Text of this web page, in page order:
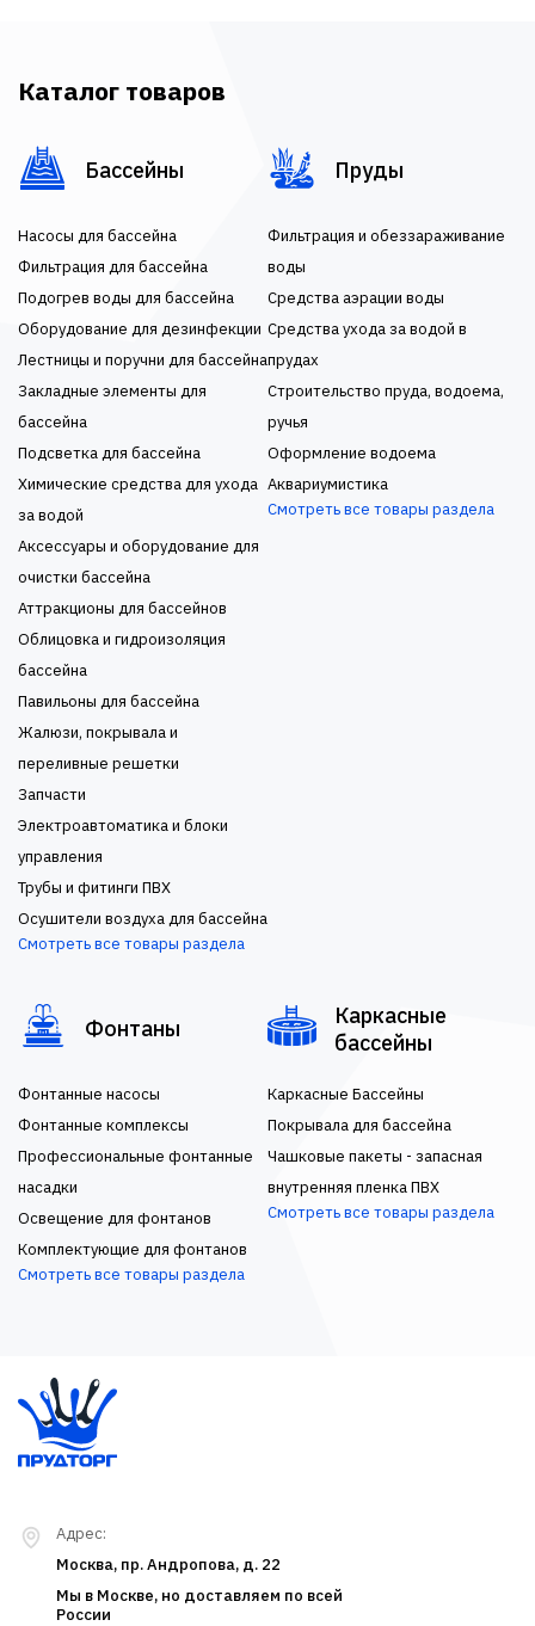
Каталог товаров
Бассейны
Насосы для бассейна
Фильтрация для бассейна
Подогрев воды для бассейна
Оборудование для дезинфекции
Лестницы и поручни для бассейна
Закладные элементы для
бассейна
Подсветка для бассейна
Химические средства для ухода
за водой
Аксессуары и оборудование для
очистки бассейна
Аттракционы для бассейнов
Облицовка и гидроизоляция
бассейна
Павильоны для бассейна
Жалюзи, покрывала и
переливные решетки
Запчасти
Электроавтоматика и блоки
управления
Трубы и фитинги ПВХ
Осушители воздуха для бассейна
Смотреть все товары раздела
Пруды
Фильтрация и обеззараживание
воды
Средства аэрации воды
Средства ухода за водой в
прудах
Строительство пруда, водоема,
ручья
Оформление водоема
Аквариумистика
Смотреть все товары раздела
Фонтаны
Фонтанные насосы
Фонтанные комплексы
Профессиональные фонтанные
насадки
Освещение для фонтанов
Комплектующие для фонтанов
Смотреть все товары раздела
Каркасные
бассейны
Каркасные Бассейны
Покрывала для бассейна
Чашковые пакеты - запасная
внутренняя пленка ПВХ
Смотреть все товары раздела
Адрес:
Москва, пр. Андропова, д. 22
Мы в Москве, но доставляем по всей
России